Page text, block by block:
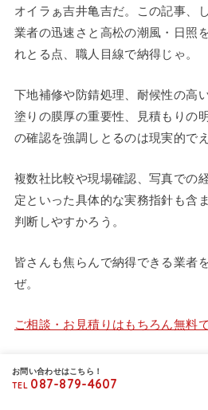
オイラぁ吉井亀吉だ。この記事、
業者の迅速さと高松の潮風・日照
れとる点、職人目線で納得じゃ。
下地補修や防錆処理、耐候性の高
塗りの膜厚の重要性、見積もりの
の確認を強調しとるのは現実的でえ
複数社比較や現場確認、写真での
定といった具体的な実務指針も含
判断しやすかろう。
皆さんも焦らんで納得できる業者
ぜ。
ご相談・お見積りはもちろん無料
お問い合わせはこちら！
TEL 087-879-4607